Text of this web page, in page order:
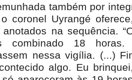
também por
coronel Uyrangé
na sequência.
18 horas.
nessa vigília. (...)
algo. Eu